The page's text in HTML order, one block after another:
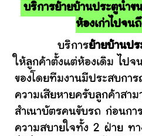
บริการย้ายบ้านประตูน้ำข
ห้องเก่าไปจน
บริการย้ายบ้านปร
ให้ลูกค้าตั้งแต่ห้องเดิม ไปจ
ของโดยทีมงานมีประสบกา
ความเสียหายครับลูกค้าสา
สำเนาบัตรคนขับรถ ก่อนกา
ความสบายใจทั้ง 2 ฝ่าย ท